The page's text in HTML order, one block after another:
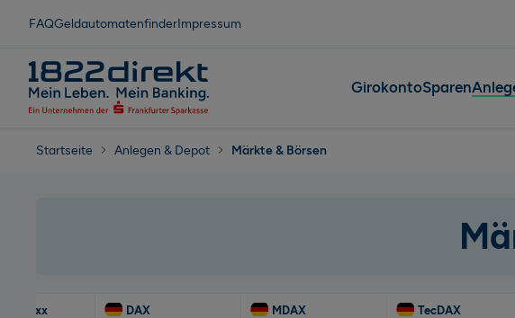
FAQGeldautomatenfinderImpressum
GirokontoSparen
Startseite Anlegen & Depot Märkte & Börsen
DAX MDAX TecDAX